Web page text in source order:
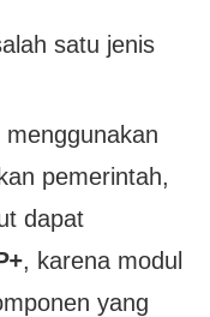
satu jenis
pemerintah,
dapat
, karena modul
yang